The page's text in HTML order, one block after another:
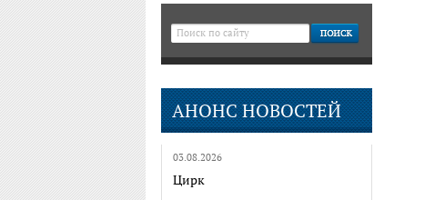
АНОНС НОВОСТЕЙ
03.08.2026
Цирк